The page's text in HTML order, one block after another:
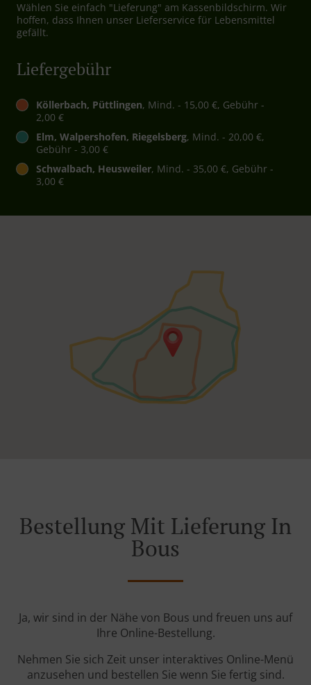
Wählen Sie einfach "Lieferung" am Kassenbildschirm. Wir
hoffen, dass Ihnen unser Lieferservice für Lebensmittel
gefällt.
Liefergebühr
Köllerbach, Püttlingen, Mind. - 15,00 €, Gebühr -
2,00 €
Elm, Walpershofen, Riegelsberg, Mind. - 20,00 €,
Gebühr - 3,00 €
Schwalbach, Heusweiler, Mind. - 35,00 €, Gebühr -
3,00 €
Bestellung Mit Lieferung In
Bous
Ja, wir sind in der Nähe von Bous und freuen uns auf
Ihre Online-Bestellung.
Nehmen Sie sich Zeit unser interaktives Online-Menü
anzusehen und bestellen Sie wenn Sie fertig sind.